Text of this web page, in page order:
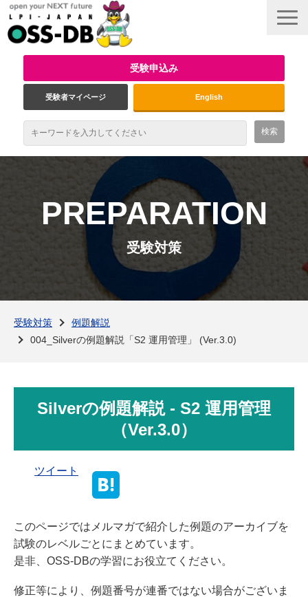
受験申込み
受験者マイページ English
試験概要
資格取得のメリット
受験対策
PREPARATION
受験対策
受験対策
例題解説
004_Silverの例題解説「S2 運用管理」 (Ver.3.0)
Silverの例題解説 - S2 運用管理
（Ver.3.0）
ツイート
このページではメルマガで紹介した例題のアーカイブを
試験のレベルごとにまとめています。
是非、OSS-DBの学習にお役立てください。
修正等により、例題番号が連番ではない場合がございま